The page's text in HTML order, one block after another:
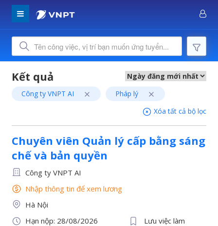
Công ty VNPT AI
Pháp lý
Xóa tất cả bộ lọc
Chuyên viên Quản lý cấp bằng sáng
chế và bản quyền
Công ty VNPT AI
Nhập thông tin để xem lương
Hà Nội
Hạn nộp: 28/08/2026
Lưu việc làm